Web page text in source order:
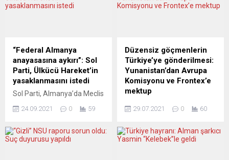
Okkan, festivalin büyük onur
VURACAK Festival, 7 Mart
Cuma akşamı saat 19.00’da
Nürnberg Tafelhalle’de
düzenlenecek görkâmli bir
gala...
konuşan insanlar burada
ayrıntılı araştırmalar var
mı?...
“Federal Almanya
anayasasına aykırı”: Sol
Parti, Ülkücü Hareket’in
yasaklanmasını istedi
Sol Parti, Almanya’da Meclis
bilirkişi raporuna atfen
“anayasaya aykırı hareket
ettiği“ gerekçesiyle örgütün
24.09.2021 0 59
Düzensiz göçmenlerin
Türkiye’ye gönderilmesi:
Yunanistan’dan Avrupa
Komisyonu ve Frontex’e
mektup
adalarındaki mülteci
düzensiz göçmenin acilen
Türkiye’ye nakli için Avrupa
29.07.2021 0 60